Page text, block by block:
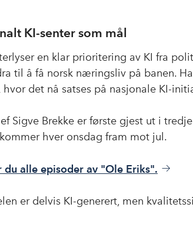
KI-senter som mål
en klar prioritering av KI fra
til å få norsk næringsliv på banen.
hvor det nå satses på nasjonale KI-
Sigve Brekke er første gjest ut i
hver onsdag fram mot jul.
du alle episoder av "Ole Eriks".
er delvis KI-generert, men